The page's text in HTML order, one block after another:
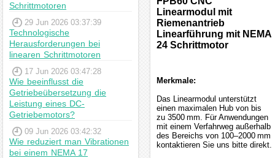
Schrittmotoren
29 Jun 2026 03:37:39
Technologische
Herausforderungen bei
linearen Schrittmotoren
17 Jun 2026 03:47:28
Wie beeinflusst die
Getriebeübersetzung die
Leistung eines DC-
Getriebemotors?
09 Jun 2026 03:42:32
Wie reduziert man Vibrationen
bei einem NEMA 17
Linearmodul mit
Riemenantrieb
Linearführung mit NEMA
24 Schrittmotor
Merkmale:
Das Linearmodul unterstützt
einen maximalen Hub von bis
zu 3500 mm. Für Anwendungen
mit einem Verfahrweg außerhalb
des Bereichs von 100–2000 mm
kontaktieren Sie uns bitte direkt.